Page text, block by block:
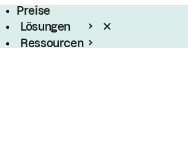
Preise
Lösungen
Ressourcen